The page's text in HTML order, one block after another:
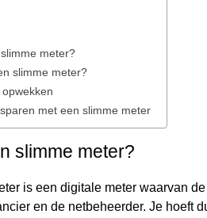
meter?
slimme meter?
met een slimme meter
slimme meter?
is een digitale meter waarvan
en de netbeheerder. Je hoeft